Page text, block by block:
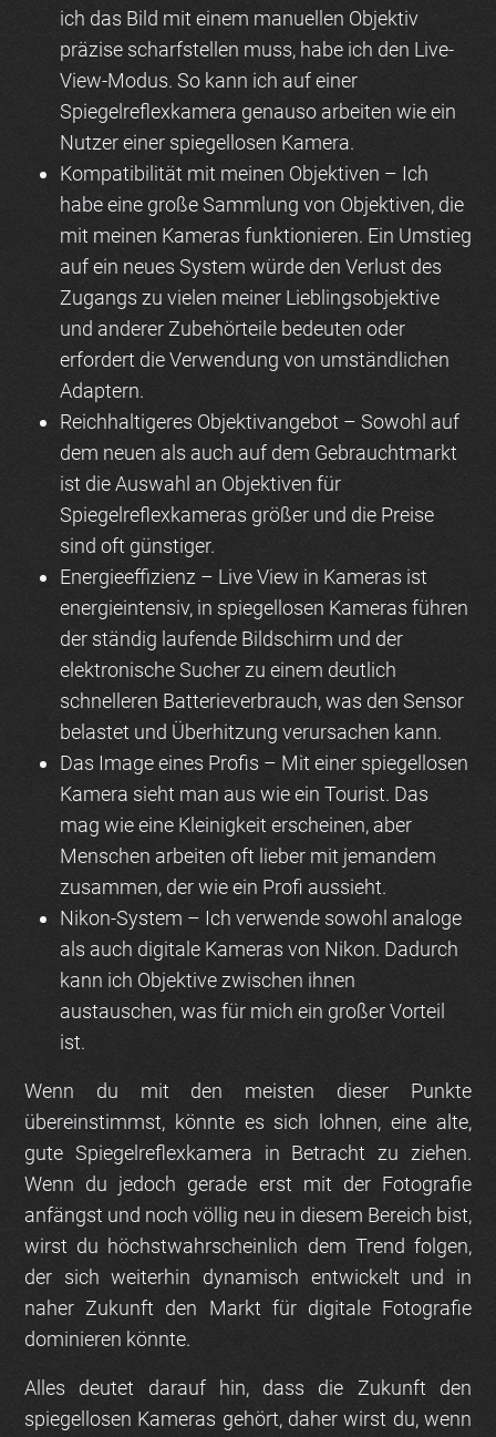
ich das Bild mit einem manuellen Objektiv
präzise scharfstellen muss, habe ich den Live-
View-Modus. So kann ich auf einer
Spiegelreflexkamera genauso arbeiten wie ein
Nutzer einer spiegellosen Kamera.
Kompatibilität mit meinen Objektiven – Ich
habe eine große Sammlung von Objektiven, die
mit meinen Kameras funktionieren. Ein Umstieg
auf ein neues System würde den Verlust des
Zugangs zu vielen meiner Lieblingsobjektive
und anderer Zubehörteile bedeuten oder
erfordert die Verwendung von umständlichen
Adaptern.
Reichhaltigeres Objektivangebot – Sowohl auf
dem neuen als auch auf dem Gebrauchtmarkt
ist die Auswahl an Objektiven für
Spiegelreflexkameras größer und die Preise
sind oft günstiger.
Energieeffizienz – Live View in Kameras ist
energieintensiv, in spiegellosen Kameras führen
der ständig laufende Bildschirm und der
elektronische Sucher zu einem deutlich
schnelleren Batterieverbrauch, was den Sensor
belastet und Überhitzung verursachen kann.
Das Image eines Profis – Mit einer spiegellosen
Kamera sieht man aus wie ein Tourist. Das
mag wie eine Kleinigkeit erscheinen, aber
Menschen arbeiten oft lieber mit jemandem
zusammen, der wie ein Profi aussieht.
Nikon-System – Ich verwende sowohl analoge
als auch digitale Kameras von Nikon. Dadurch
kann ich Objektive zwischen ihnen
austauschen, was für mich ein großer Vorteil
ist.
Wenn du mit den meisten dieser Punkte
übereinstimmst, könnte es sich lohnen, eine alte,
gute Spiegelreflexkamera in Betracht zu ziehen.
Wenn du jedoch gerade erst mit der Fotografie
anfängst und noch völlig neu in diesem Bereich bist,
wirst du höchstwahrscheinlich dem Trend folgen,
der sich weiterhin dynamisch entwickelt und in
naher Zukunft den Markt für digitale Fotografie
dominieren könnte.
Alles deutet darauf hin, dass die Zukunft den
spiegellosen Kameras gehört, daher wirst du, wenn